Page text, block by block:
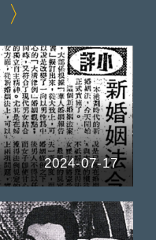
2024-07-17